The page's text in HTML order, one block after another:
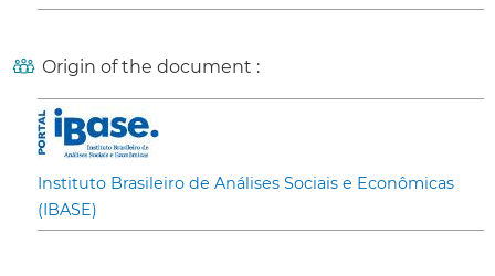
Origin of the document :
Instituto Brasileiro de Análises Sociais e Econômicas
(IBASE)